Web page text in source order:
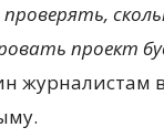
проект